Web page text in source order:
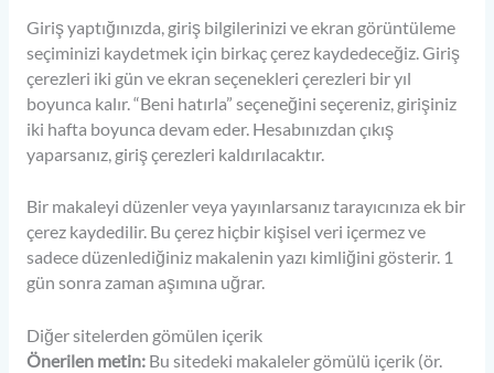
Giriş yaptığınızda, giriş bilgilerinizi ve ekran görüntüleme
seçiminizi kaydetmek için birkaç çerez kaydedeceğiz. Giriş
çerezleri iki gün ve ekran seçenekleri çerezleri bir yıl
boyunca kalır. “Beni hatırla” seçeneğini seçereniz, girişiniz
iki hafta boyunca devam eder. Hesabınızdan çıkış
yaparsanız, giriş çerezleri kaldırılacaktır.
Bir makaleyi düzenler veya yayınlarsanız tarayıcınıza ek bir
çerez kaydedilir. Bu çerez hiçbir kişisel veri içermez ve
sadece düzenlediğiniz makalenin yazı kimliğini gösterir. 1
gün sonra zaman aşımına uğrar.
Diğer sitelerden gömülen içerik
Önerilen metin: Bu sitedeki makaleler gömülü içerik (ör.